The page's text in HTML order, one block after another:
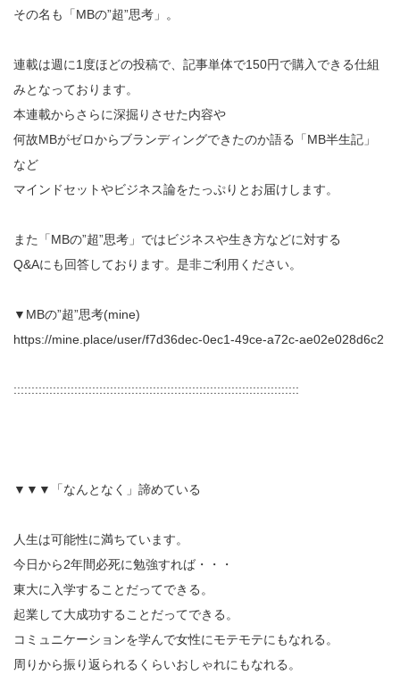
その名も「MBの”超”思考」。
連載は週に1度ほどの投稿で、記事単体で150円で購入できる仕組
みとなっております。
本連載からさらに深掘りさせた内容や
何故MBがゼロからブランディングできたのか語る「MB半生記」
など
マインドセットやビジネス論をたっぷりとお届けします。
また「MBの”超”思考」ではビジネスや生き方などに対する
Q&Aにも回答しております。是非ご利用ください。
▼MBの”超”思考(mine)
https://mine.place/user/f7d36dec-0ec1-49ce-a72c-ae02e028d6c2
::::::::::::::::::::::::::::::::::::::::::::::::::::::::::::::::::::::::::::::::
▼▼▼「なんとなく」諦めている
人生は可能性に満ちています。
今日から2年間必死に勉強すれば・・・
東大に入学することだってできる。
起業して大成功することだってできる。
コミュニケーションを学んで女性にモテモテにもなれる。
周りから振り返られるくらいおしゃれにもなれる。